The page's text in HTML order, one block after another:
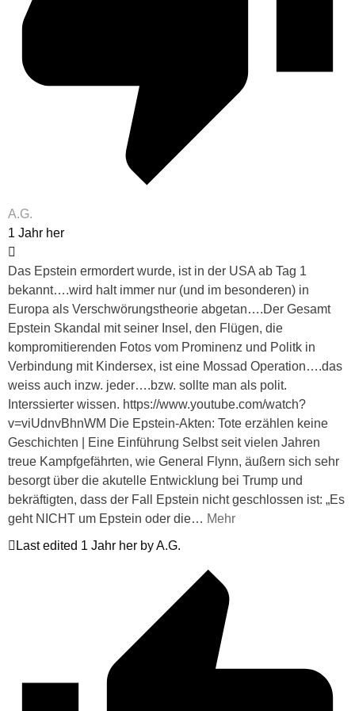
A.G.
1 Jahr her
Das Epstein ermordert wurde, ist in der USA ab Tag 1
bekannt….wird halt immer nur (und im besonderen) in
Europa als Verschwörungstheorie abgetan….Der Gesamt
Epstein Skandal mit seiner Insel, den Flügen, die
kompromitierenden Fotos vom Prominenz und Politk in
Verbindung mit Kindersex, ist eine Mossad Operation….das
weiss auch inzw. jeder….bzw. sollte man als polit.
Interssierter wissen. https://www.youtube.com/watch?
v=viUdnvBhnWM Die Epstein-Akten: Tote erzählen keine
Geschichten | Eine Einführung Selbst seit vielen Jahren
treue Kampfgefährten, wie General Flynn, äußern sich sehr
besorgt über die akutelle Entwicklung bei Trump und
bekräftigten, dass der Fall Epstein nicht geschlossen ist: „Es
geht NICHT um Epstein oder die… Mehr
Last edited 1 Jahr her by A.G.